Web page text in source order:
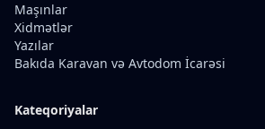
Maşınlar
Xidmətlər
Yazılar
Bakıda Karavan və Avtodom İcarəsi
Kateqoriyalar